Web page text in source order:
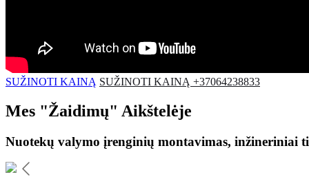
SUŽINOTI KAINĄ SUŽINOTI KAINĄ +37064238833
Mes "Žaidimų" Aikštelėje
Nuotekų valymo įrenginių montavimas, inžineriniai